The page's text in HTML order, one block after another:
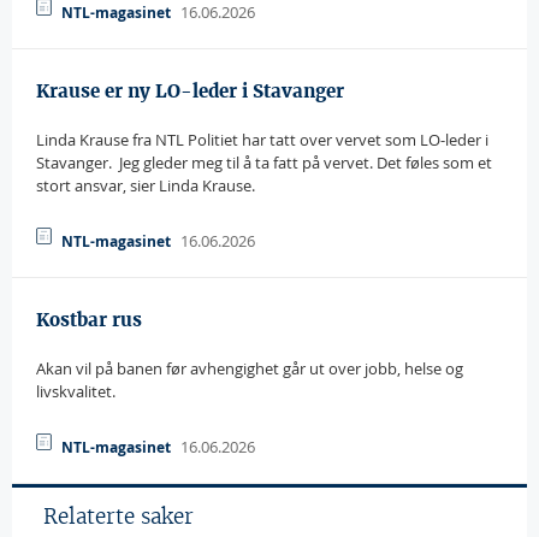
NTL-magasinet 16.06.2026
Krause er ny LO-leder i Stavanger
Linda Krause fra NTL Politiet har tatt over vervet som LO-leder i
Stavanger.  Jeg gleder meg til å ta fatt på vervet. Det føles som et
stort ansvar, sier Linda Krause.
NTL-magasinet 16.06.2026
Kostbar rus
Akan vil på banen før avhengighet går ut over jobb, helse og
livskvalitet.
NTL-magasinet 16.06.2026
Relaterte saker